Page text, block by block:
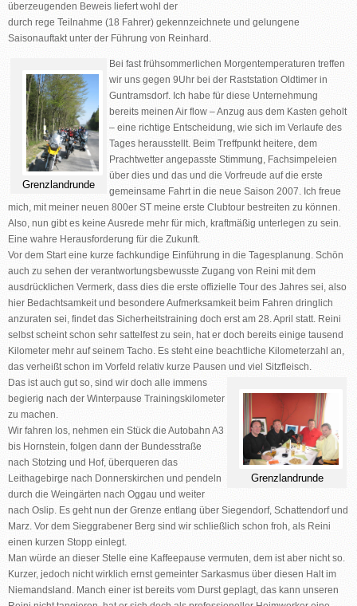
überzeugenden Beweis liefert wohl der
durch rege Teilnahme (18 Fahrer) gekennzeichnete und gelungene
Saisonauftakt unter der Führung von Reinhard.
Grenzlandrunde
Bei fast frühsommerlichen Morgentemperaturen treffen
wir uns gegen 9Uhr bei der Raststation Oldtimer in
Guntramsdorf. Ich habe für diese Unternehmung
bereits meinen Air flow – Anzug aus dem Kasten geholt
– eine richtige Entscheidung, wie sich im Verlaufe des
Tages herausstellt. Beim Treffpunkt heitere, dem
Prachtwetter angepasste Stimmung, Fachsimpeleien
über dies und das und die Vorfreude auf die erste
gemeinsame Fahrt in die neue Saison 2007. Ich freue
mich, mit meiner neuen 800er ST meine erste Clubtour bestreiten zu können.
Also, nun gibt es keine Ausrede mehr für mich, kraftmäßig unterlegen zu sein.
Eine wahre Herausforderung für die Zukunft.
Vor dem Start eine kurze fachkundige Einführung in die Tagesplanung. Schön
auch zu sehen der verantwortungsbewusste Zugang von Reini mit dem
ausdrücklichen Vermerk, dass dies die erste offizielle Tour des Jahres sei, also
hier Bedachtsamkeit und besondere Aufmerksamkeit beim Fahren dringlich
anzuraten sei, findet das Sicherheitstraining doch erst am 28. April statt. Reini
selbst scheint schon sehr sattelfest zu sein, hat er doch bereits einige tausend
Kilometer mehr auf seinem Tacho. Es steht eine beachtliche Kilometerzahl an,
das verheißt schon im Vorfeld relativ kurze Pausen und viel Sitzfleisch.
Grenzlandrunde
Das ist auch gut so, sind wir doch alle immens
begierig nach der Winterpause Trainingskilometer
zu machen.
Wir fahren los, nehmen ein Stück die Autobahn A3
bis Hornstein, folgen dann der Bundesstraße
nach Stotzing und Hof, überqueren das
Leithagebirge nach Donnerskirchen und pendeln
durch die Weingärten nach Oggau und weiter
nach Oslip. Es geht nun der Grenze entlang über Siegendorf, Schattendorf und
Marz. Vor dem Sieggrabener Berg sind wir schließlich schon froh, als Reini
einen kurzen Stopp einlegt.
Man würde an dieser Stelle eine Kaffeepause vermuten, dem ist aber nicht so.
Kurzer, jedoch nicht wirklich ernst gemeinter Sarkasmus über diesen Halt im
Niemandsland. Manch einer ist bereits vom Durst geplagt, das kann unseren